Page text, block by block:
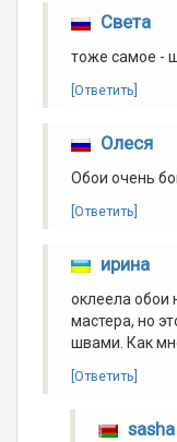
Света
тоже самое -
[Ответить]
Олеся
Обои очень
[Ответить]
ирина
оклеела обои
мастера, но
швами. Как
[Ответить]
sasha